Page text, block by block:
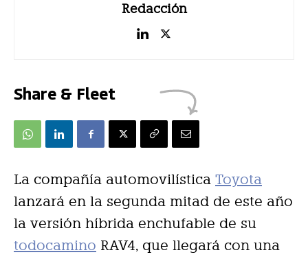
Redacción
Share & Fleet
La compañía automovilística Toyota
lanzará en la segunda mitad de este año
la versión híbrida enchufable de su
todocamino RAV4, que llegará con una